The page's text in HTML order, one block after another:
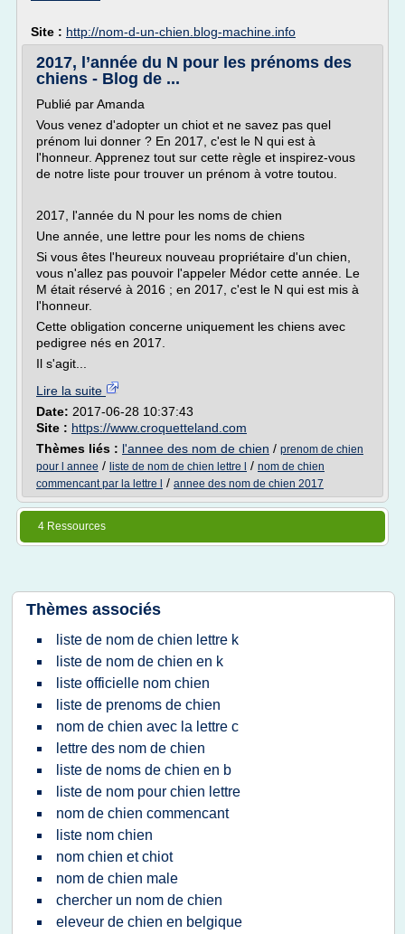
Site : http://nom-d-un-chien.blog-machine.info
2017, l’année du N pour les prénoms des
chiens - Blog de ...
Publié par Amanda
Vous venez d'adopter un chiot et ne savez pas quel
prénom lui donner ? En 2017, c'est le N qui est à
l'honneur. Apprenez tout sur cette règle et inspirez-vous
de notre liste pour trouver un prénom à votre toutou.
2017, l'année du N pour les noms de chien
Une année, une lettre pour les noms de chiens
Si vous êtes l'heureux nouveau propriétaire d'un chien,
vous n'allez pas pouvoir l'appeler Médor cette année. Le
M était réservé à 2016 ; en 2017, c'est le N qui est mis à
l'honneur.
Cette obligation concerne uniquement les chiens avec
pedigree nés en 2017.
Il s'agit...
Lire la suite
Date: 2017-06-28 10:37:43
Site : https://www.croquetteland.com
Thèmes liés : l'annee des nom de chien / prenom de chien
pour l annee / liste de nom de chien lettre l / nom de chien
commencant par la lettre l
/ annee des nom de chien 2017
4 Ressources
Thèmes associés
liste de nom de chien lettre k
liste de nom de chien en k
liste officielle nom chien
liste de prenoms de chien
nom de chien avec la lettre c
lettre des nom de chien
liste de noms de chien en b
liste de nom pour chien lettre
nom de chien commencant
liste nom chien
nom chien et chiot
nom de chien male
chercher un nom de chien
eleveur de chien en belgique